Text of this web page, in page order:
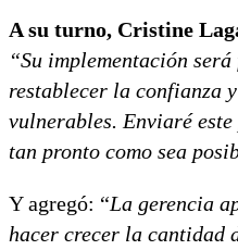
A su turno, Cristine
“Su implementación
restablecer la confianza
vulnerables. Enviaré
tan pronto como sea
Y agregó: “La gerencia
hacer crecer la cantidad